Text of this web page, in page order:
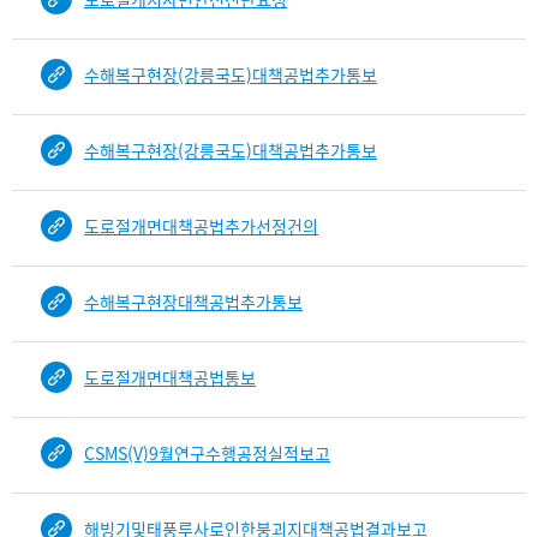
수해복구현장(강릉국도)대책공법추가통보
수해복구현장(강릉국도)대책공법추가통보
도로절개면대책공법추가선정건의
수해복구현장대책공법추가통보
도로절개면대책공법통보
CSMS(V)9월연구수행공정실적보고
해빙기및태풍루사로인한붕괴지대책공법결과보고